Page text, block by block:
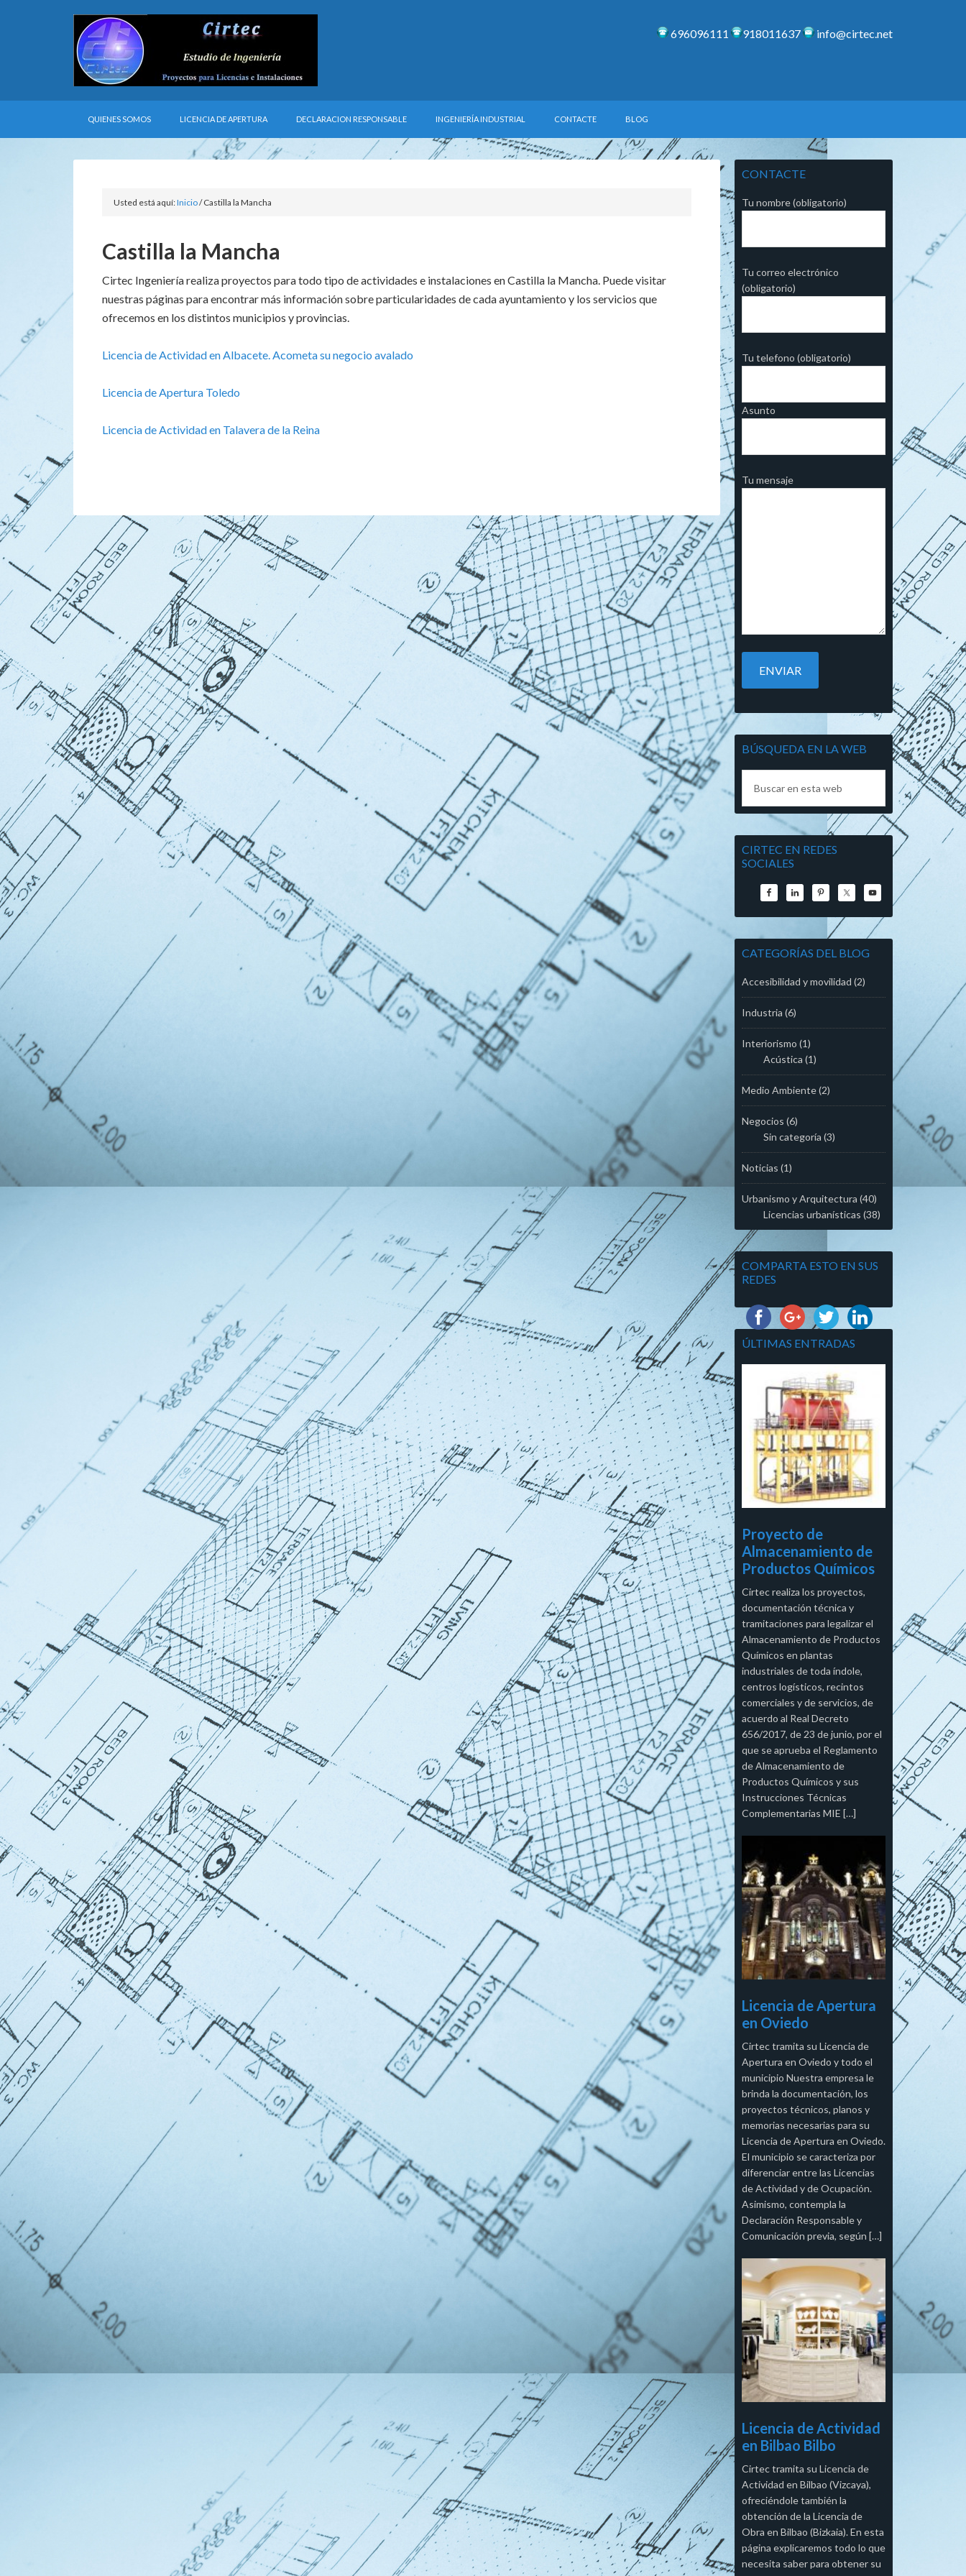
696096111 918011637 info@cirtec.net
QUIENES SOMOS LICENCIA DE APERTURA DECLARACION RESPONSABLE INGENIERÍA INDUSTRIAL CONTACTE BLOG
Usted está aquí:Inicio/Castilla la Mancha
Castilla la Mancha
Cirtec Ingeniería realiza proyectos para todo tipo de actividades e instalaciones en Castilla la Mancha. Puede visitar
nuestras páginas para encontrar más información sobre particularidades de cada ayuntamiento y los servicios que
ofrecemos en los distintos municipios y provincias.
Licencia de Actividad en Albacete. Acometa su negocio avalado
Licencia de Apertura Toledo
Licencia de Actividad en Talavera de la Reina
CONTACTE
Tu nombre (obligatorio)
Tu correo electrónico
(obligatorio)
Tu telefono (obligatorio)
Asunto
Tu mensaje
BÚSQUEDA EN LA WEB
CIRTEC EN REDES
SOCIALES
CATEGORÍAS DEL BLOG
Accesibilidad y movilidad (2)
Industria (6)
Interiorismo (1)
Acústica (1)
Medio Ambiente(2)
Negocios (6)
Sin categoría (3)
Noticias (1)
Urbanismo y Arquitectura (40)
Licencias urbanísticas (38)
COMPARTA ESTO EN SUS
REDES
ÚLTIMAS ENTRADAS
Proyecto de
Almacenamiento de
Productos Químicos
Cirtec realiza los proyectos,
documentación técnica y
tramitaciones para legalizar el
Almacenamiento de Productos
Químicos en plantas
industriales de toda índole,
centros logísticos, recintos
comerciales y de servicios, de
acuerdo al Real Decreto
656/2017, de 23 de junio, por el
que se aprueba el Reglamento
de Almacenamiento de
Productos Químicos y sus
Instrucciones Técnicas
Complementarias MIE […]
Licencia de Apertura
en Oviedo
Cirtec tramita su Licencia de
Apertura en Oviedo y todo el
municipio Nuestra empresa le
brinda la documentación, los
proyectos técnicos, planos y
memorias necesarias para su
Licencia de Apertura en Oviedo.
El municipio se caracteriza por
diferenciar entre las Licencias
de Actividad y de Ocupación.
Asimismo, contempla la
Declaración Responsable y
Comunicación previa, según […]
Licencia de Actividad
en Bilbao Bilbo
Cirtec tramita su Licencia de
Actividad en Bilbao (Vizcaya),
ofreciéndole también la
obtención de la Licencia de
Obra en Bilbao (Bizkaia). En esta
página explicaremos todo lo que
necesita saber para obtener su